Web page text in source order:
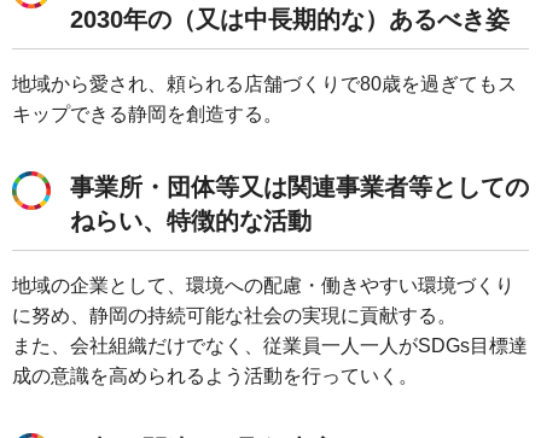
2030年の（又は中長期的な）あるべき姿
地域から愛され、頼られる店舗づくりで80歳を過ぎてもス
キップできる静岡を創造する。
事業所・団体等又は関連事業者等としての
ねらい、特徴的な活動
地域の企業として、環境への配慮・働きやすい環境づくり
に努め、静岡の持続可能な社会の実現に貢献する。
また、会社組織だけでなく、従業員一人一人がSDGs目標達
成の意識を高められるよう活動を行っていく。